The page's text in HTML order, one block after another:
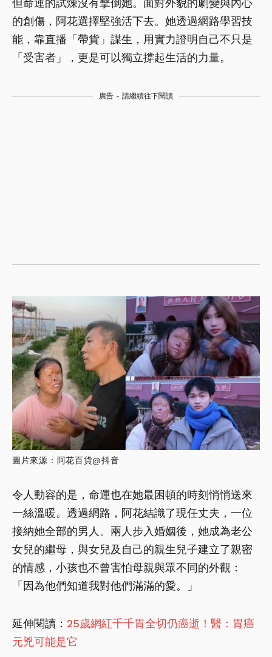
但命運的試煉沒有擊倒她。面對外貌的劇變與內心
的創傷，阿花選擇堅強活下去。她透過網路學習技
能，靠直播「帶貨」謀生，用實力證明自己不只是
「受害者」，更是可以獨立撐起生活的力量。
廣告 - 請繼續往下閱讀
圖片來源：阿花百貨@抖音
令人動容的是，命運也在她最困頓的時刻悄悄送來
一絲溫暖。透過網路，阿花結識了現任丈夫，一位
接納她全部的男人。兩人步入婚姻後，她成為老公
女兒的繼母，與女兒及自己的親生兒子建立了親密
的情感，小孩也不曾害怕母親與眾不同的外觀：
「因為他們知道我對他們滿滿的愛。」
延伸閱讀： 25歲網紅千千胃全切仍癌逝！醫：胃癌
元兇可能是它